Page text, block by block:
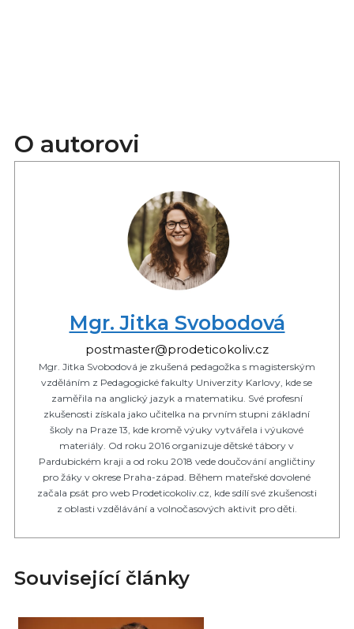
O autorovi
Mgr. Jitka Svobodová
postmaster@prodeticokoliv.cz
Mgr. Jitka Svobodová je zkušená pedagožka s magisterským
vzděláním z Pedagogické fakulty Univerzity Karlovy, kde se
zaměřila na anglický jazyk a matematiku. Své profesní
zkušenosti získala jako učitelka na prvním stupni základní
školy na Praze 13, kde kromě výuky vytvářela i výukové
materiály. Od roku 2016 organizuje dětské tábory v
Pardubickém kraji a od roku 2018 vede doučování angličtiny
pro žáky v okrese Praha-západ. Během mateřské dovolené
začala psát pro web Prodeticokoliv.cz, kde sdílí své zkušenosti
z oblasti vzdělávání a volnočasových aktivit pro děti.
Související články